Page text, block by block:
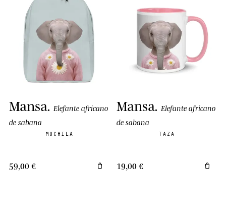
Mansa. Elefante africano
de sabana
MOCHILA
59,00 €
Mansa. Elefante africano
de sabana
TAZA
19,00 €